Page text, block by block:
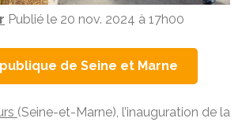
Publié le 20 nov. 2024 à 17h00
de Seine et Marne
(Seine-et-Marne), l’inauguration de la